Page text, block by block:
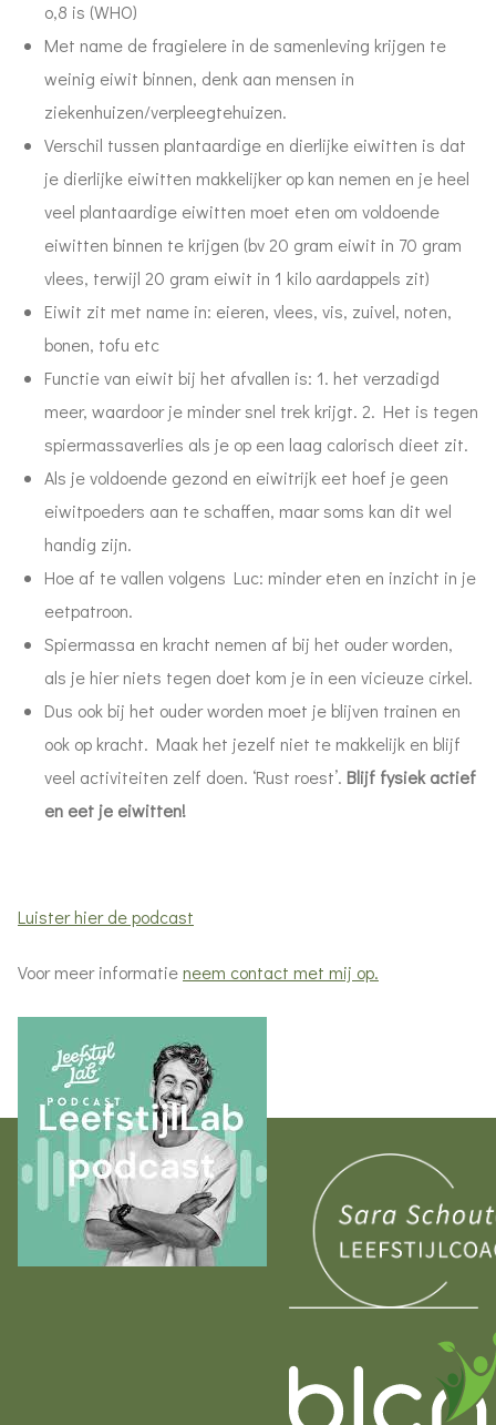
o,8 is (WHO)
Met name de fragielere in de samenleving krijgen te
weinig eiwit binnen, denk aan mensen in
ziekenhuizen/verpleegtehuizen.
Verschil tussen plantaardige en dierlijke eiwitten is dat
je dierlijke eiwitten makkelijker op kan nemen en je heel
veel plantaardige eiwitten moet eten om voldoende
eiwitten binnen te krijgen (bv 20 gram eiwit in 70 gram
vlees, terwijl 20 gram eiwit in 1 kilo aardappels zit)
Eiwit zit met name in: eieren, vlees, vis, zuivel, noten,
bonen, tofu etc
Functie van eiwit bij het afvallen is: 1. het verzadigd
meer, waardoor je minder snel trek krijgt. 2. Het is tegen
spiermassaverlies als je op een laag calorisch dieet zit.
Als je voldoende gezond en eiwitrijk eet hoef je geen
eiwitpoeders aan te schaffen, maar soms kan dit wel
handig zijn.
Hoe af te vallen volgens Luc: minder eten en inzicht in je
eetpatroon.
Spiermassa en kracht nemen af bij het ouder worden,
als je hier niets tegen doet kom je in een vicieuze cirkel.
Dus ook bij het ouder worden moet je blijven trainen en
ook op kracht. Maak het jezelf niet te makkelijk en blijf
veel activiteiten zelf doen. ‘Rust roest’. Blijf fysiek actief
en eet je eiwitten!
Luister hier de podcast
Voor meer informatieneem contact met mij op.